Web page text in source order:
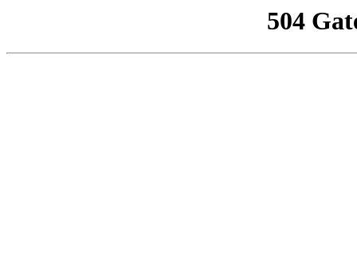
504